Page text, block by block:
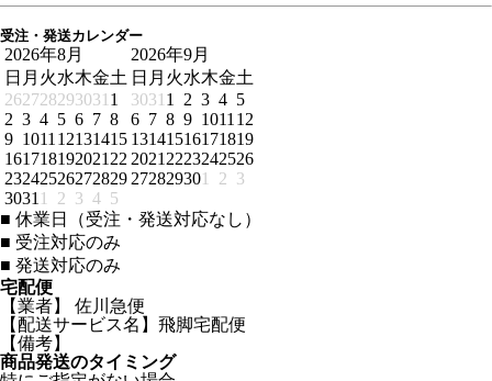
受注・発送カレンダー
2026年8月
日 月 火水木金土
262728293031 1
2 3 4 5 6 7 8
9 1011 12131415
161718192021 22
23242526272829
3031 1 2 3 4 5
2026年9月
日 月 火水木金土
3031 1 2 3 4 5
6 7 8 9 1011 12
13141516171819
2021 2223242526
272829301 2 3
■ 休業日（受注・発送対応なし）
■ 受注対応のみ
■ 発送対応のみ
宅配便
【業者】 佐川急便
【配送サービス名】飛脚宅配便
【備考】
商品発送のタイミング